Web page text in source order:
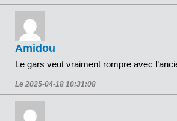
Amidou
Le gars veut vraiment rompre avec
Le 2025-04-18 10:31:08